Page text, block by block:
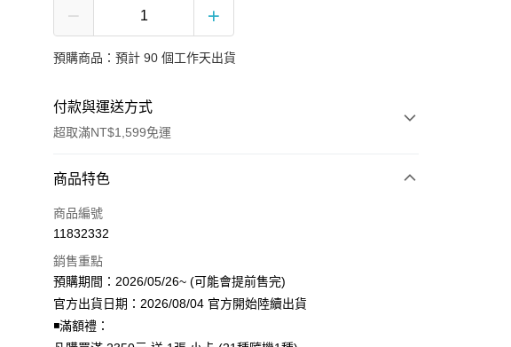
預購商品：預計 90 個工作天出貨
付款與運送方式
超取滿NT$1,599免運
付款方式
信用卡一次付款
LINE Pay
Apple Pay
街口支付
商品特色
商品編號
11832332
銷售重點
預購期間：2026/05/26~ (可能會提前售完)
官方出貨日期：2026/08/04 官方開始陸續出貨
◾️滿額禮：